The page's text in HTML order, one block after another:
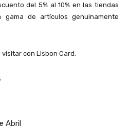
del 5% al ​​10% en las tiendas
gama de artículos genuinamente
con Lisbon Card:
Abril